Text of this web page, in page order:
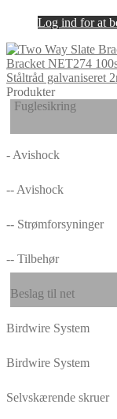
Log ind for at
Bracket NET274
Ståltråd galvaniseret
Produkter
Fuglesikring
- Avishock
-- Avishock
-- Strømforsyninger
-- Tilbehør
Beslag til net
Birdwire System
Birdwire System
Selvskærende skruer